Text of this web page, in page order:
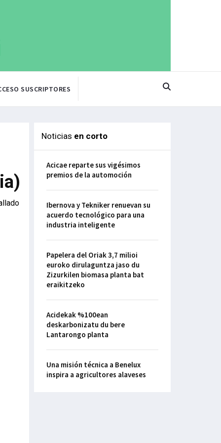
SUSCRIPTORES
Noticias en corto
Acicae reparte sus vigésimos
premios de la automoción
Ibernova y Tekniker renuevan su
acuerdo tecnológico para una
industria inteligente
Papelera del Oriak 3,7 milioi
euroko dirulaguntza jaso du
Zizurkilen biomasa planta bat
eraikitzeko
Acidekak %100ean
deskarbonizatu du bere
Lantarongo planta
Una misión técnica a Benelux
inspira a agricultores alaveses